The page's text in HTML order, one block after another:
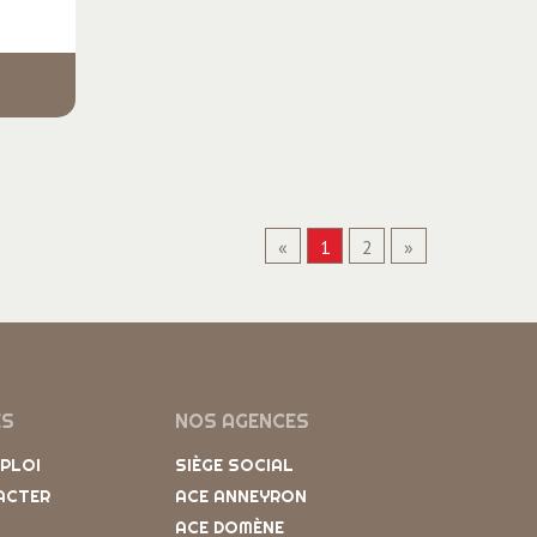
« 1 2 »
NOS AGENCES
SIÈGE SOCIAL
ACE ANNEYRON
ACE DOMÈNE